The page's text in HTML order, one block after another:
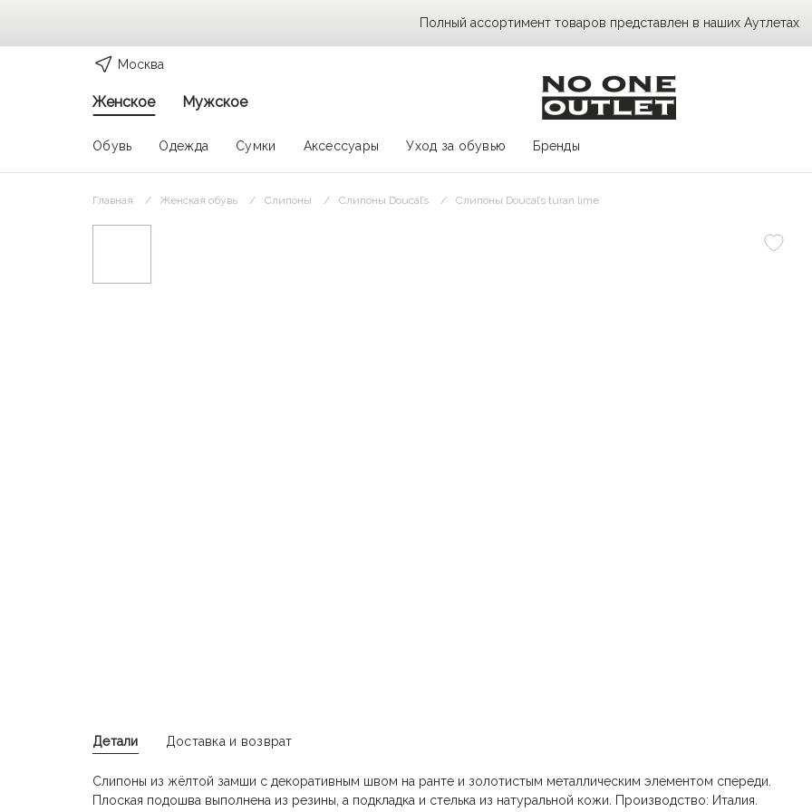
Главная Женская обувь Слипоны Слипоны Doucal’s Слипоны Doucal’s turan lime
Детали Доставка и возврат
Слипоны из жёлтой замши с декоративным швом на ранте и золотистым металлическим элементом спереди.
Плоская подошва выполнена из резины, а подкладка и стелька из натуральной кожи. Производство: Италия.
Полный ассортимент товаров представлен в наших Аутлетах
Москва
Женское Мужское
Обувь Одежда Сумки Аксессуары Уход за обувью Бренды